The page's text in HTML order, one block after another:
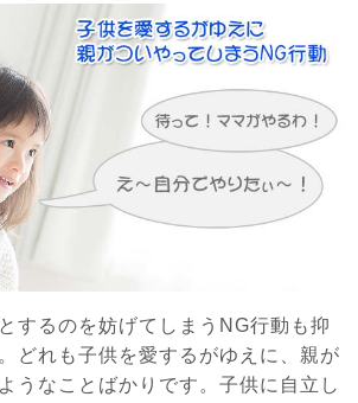
するのを妨げてしまうNG行動も抑
どれも子供を愛するがゆえに、親が
うなことばかりです。子供に自立し